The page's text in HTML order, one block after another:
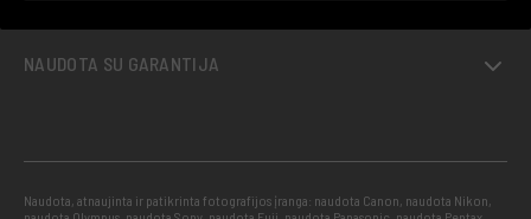
NAUDOTA SU GARANTIJA
Naudota, atnaujinta ir patikrinta fotografijos įranga: naudota Canon, naudota Nikon,